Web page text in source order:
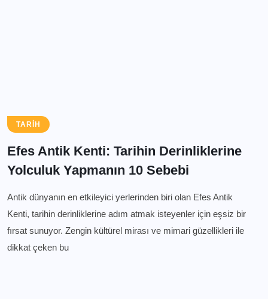
TARIH
Efes Antik Kenti: Tarihin Derinliklerine
Yolculuk Yapmanın 10 Sebebi
Antik dünyanın en etkileyici yerlerinden biri olan Efes Antik
Kenti, tarihin derinliklerine adım atmak isteyenler için eşsiz bir
fırsat sunuyor. Zengin kültürel mirası ve mimari güzellikleri ile
dikkat çeken bu